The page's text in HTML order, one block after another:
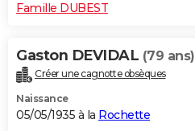
Famille DUBEST
Gaston DEVIDAL (79 ans)
Créer une cagnotte obsèques
Naissance
05/05/1935 à la Rochette